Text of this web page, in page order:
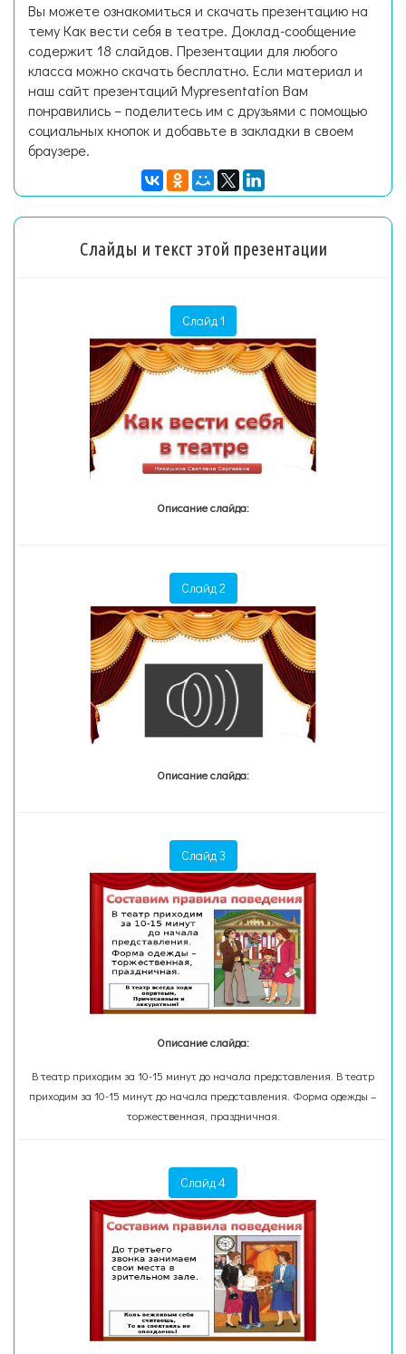
Вы можете ознакомиться и скачать презентацию на
тему Как вести себя в театре. Доклад-сообщение
содержит 18 слайдов. Презентации для любого
класса можно скачать бесплатно. Если материал и
наш сайт презентаций Mypresentation Вам
понравились – поделитесь им с друзьями с помощью
социальных кнопок и добавьте в закладки в своем
браузере.
Слайды и текст этой презентации
Слайд 1
Описание слайда:
Слайд 2
Описание слайда:
Слайд 3
Описание слайда:
В театр приходим за 10-15 минут до начала представления. В театр
приходим за 10-15 минут до начала представления. Форма одежды –
торжественная, праздничная.
Слайд 4